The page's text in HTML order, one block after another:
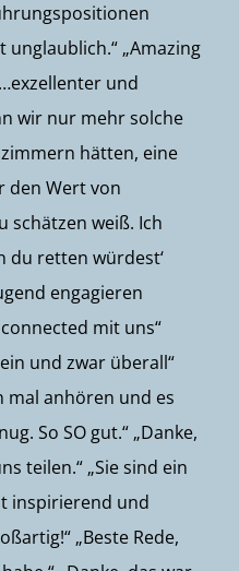
unglaublich.“ „Amazing
und
wir nur mehr solche
hätten, eine
den Wert von
schätzen weiß. Ich
du retten würdest‘
engagieren
mit uns“
und zwar überall“
mal anhören und es
So SO gut.“ „Danke,
teilen.“ „Sie sind ein
inspirierend und
„Beste Rede,